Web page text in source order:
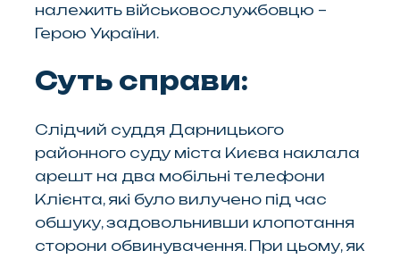
належить військовослужбовцю –
Герою України.
Суть справи:
Слідчий суддя Дарницького
районного суду міста Києва наклала
арешт на два мобільні телефони
Клієнта, які було вилучено під час
обшуку, задовольнивши клопотання
сторони обвинувачення. При цьому, як